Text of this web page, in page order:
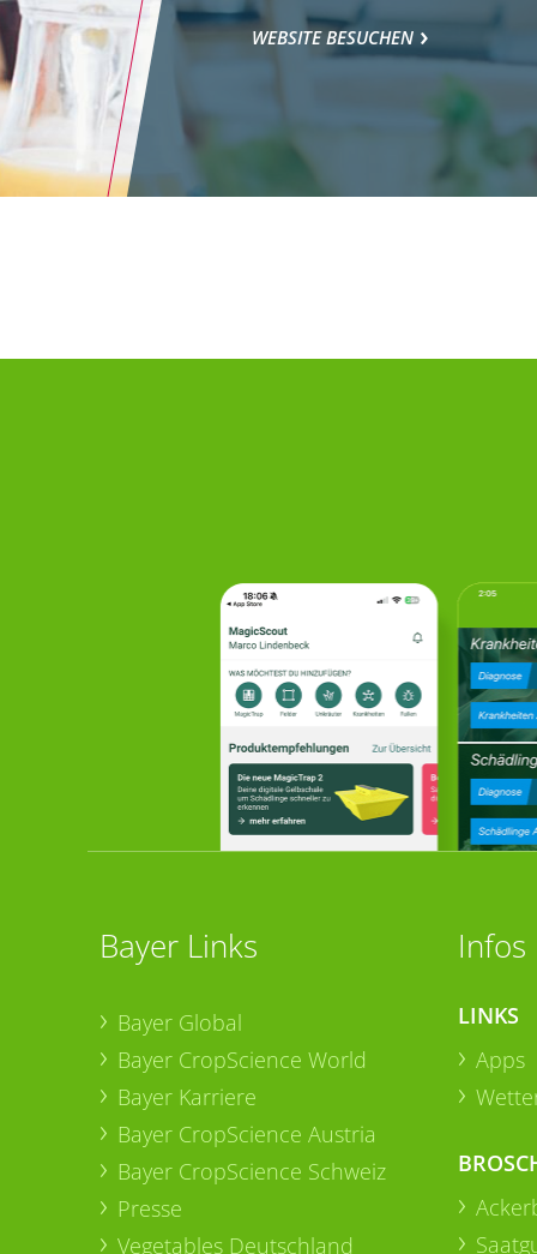
WEBSITE BESUCHEN
Bayer Links
Bayer Global
Bayer CropScience World
Bayer Karriere
Bayer CropScience Austria
Bayer CropScience Schweiz
Presse
Vegetables Deutschland
Infos
LINKS
Apps